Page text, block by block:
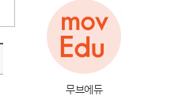
무브에듀